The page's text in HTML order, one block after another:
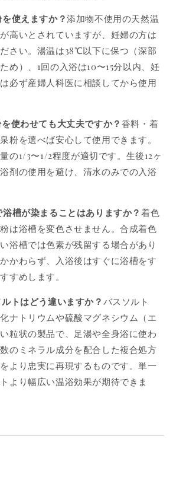
使えますか？添加物不使用の天然温
高いとされていますが、妊婦の方は
さい。湯温は38℃以下に保つ（深部
め）、1回の入浴は10〜15分以内、妊
必ず産婦人科医に相談してから使用
使わせても大丈夫ですか？ 香料・着
粉を選べば安心して使用できます。
の1/3〜1/2程度が適切です。生後12ヶ
剤の使用を避け、清水のみでの入浴
槽が染まることはありますか？ 着色
は浴槽を変色させません。合成着色
浴槽では色素が残留する場合があり
かわらず、入浴後はすぐに浴槽をす
すめします。
トはどう違いますか？ バスソルト
ナトリウムや硫酸マグネシウム（エ
粒状の製品で、足湯や全身浴に使わ
のミネラル成分を配合した複合処方
より忠実に再現するものです。単一
より幅広い温浴効果が期待できま